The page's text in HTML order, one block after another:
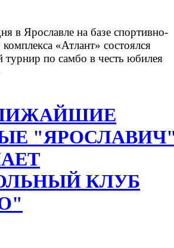
в Ярославле на базе спортивно-
«Атлант» состоялся
по самбо в честь юбилея
КЛУБ